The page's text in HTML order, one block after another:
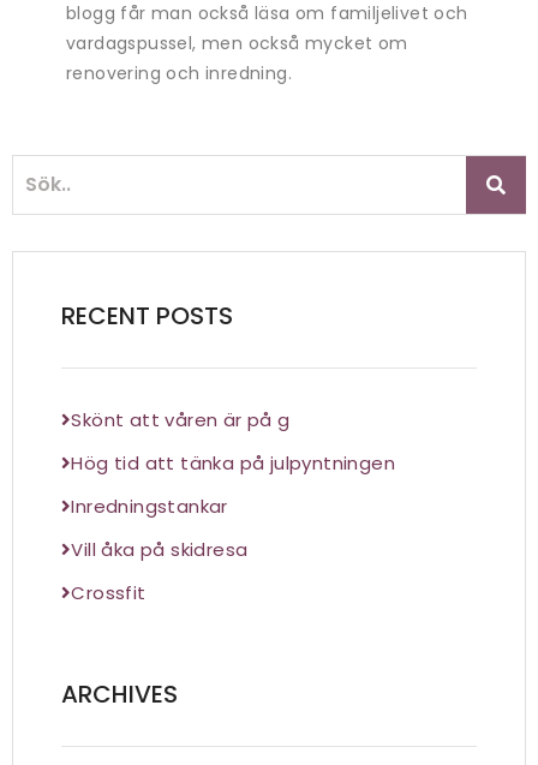
RECENT POSTS
Skönt att våren är på g
Hög tid att tänka på julpyntningen
Inredningstankar
Vill åka på skidresa
Crossfit
ARCHIVES
blogg får man också läsa om familjelivet och
vardagspussel, men också mycket om
renovering och inredning.